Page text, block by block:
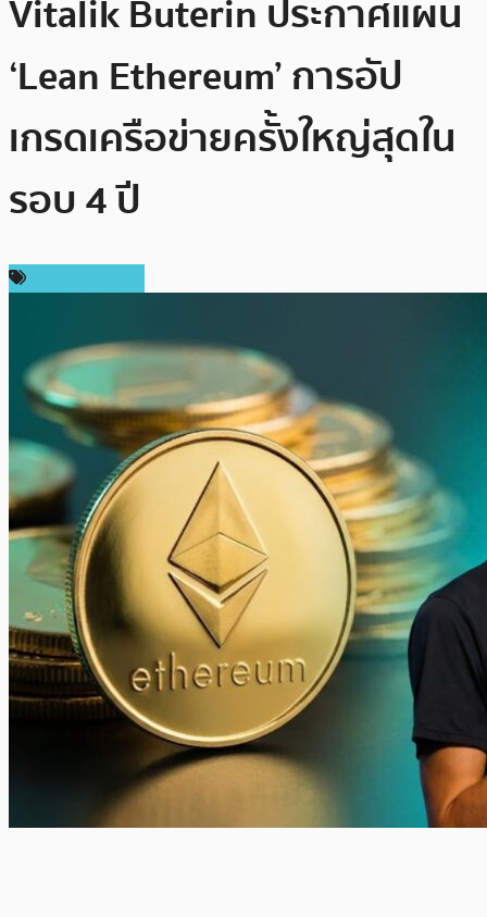
Vitalik Buterin ประกาศแผน
‘Lean Ethereum’ การอัป
เกรดเครือข่ายครั้งใหญ่สุดใน
รอบ 4 ปี